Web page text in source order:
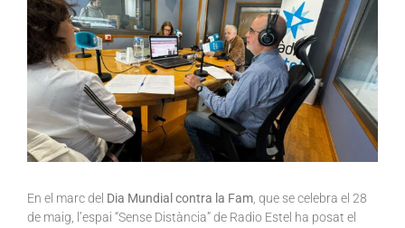
Image
En el marc del Dia Mundial contra la Fam, que se celebra el 28
de maig, l’espai “Sense Distància” de Radio Estel ha posat el